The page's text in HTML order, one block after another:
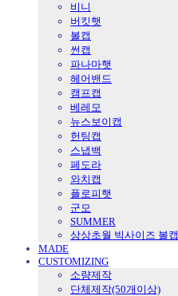
비니
버킷햇
볼캡
썬캡
파나마햇
헤어밴드
캠프캡
베레모
뉴스보이캡
헌팅캡
스냅백
페도라
와치캡
플로피햇
군모
SUMMER
상상초월 빅사이즈 볼캡
MADE
CUSTOMIZING
소량제작
단체제작(50개이상)